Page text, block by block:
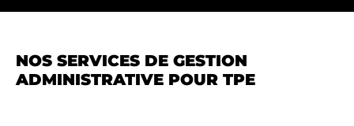
NOS SERVICES DE GESTION
ADMINISTRATIVE POUR TPE